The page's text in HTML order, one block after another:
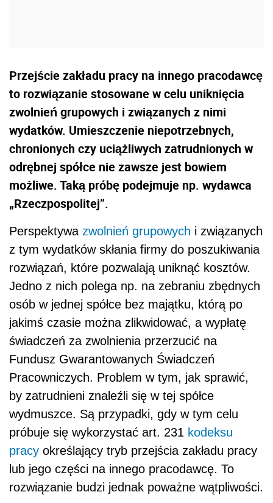
Przejście zakładu pracy na innego pracodawcę
to rozwiązanie stosowane w celu uniknięcia
zwolnień grupowych i związanych z nimi
wydatków. Umieszczenie niepotrzebnych,
chronionych czy uciążliwych zatrudnionych w
odrębnej spółce nie zawsze jest bowiem
możliwe. Taką próbę podejmuje np. wydawca
„Rzeczpospolitej”.
Perspektywa zwolnień grupowych i związanych
z tym wydatków skłania firmy do poszukiwania
rozwiązań, które pozwalają uniknąć kosztów.
Jedno z nich polega np. na zebraniu zbędnych
osób w jednej spółce bez majątku, którą po
jakimś czasie można zlikwidować, a wypłatę
świadczeń za zwolnienia przerzucić na
Fundusz Gwarantowanych Świadczeń
Pracowniczych. Problem w tym, jak sprawić,
by zatrudnieni znaleźli się w tej spółce
wydmuszce. Są przypadki, gdy w tym celu
próbuje się wykorzystać art. 231 kodeksu
pracy określający tryb przejścia zakładu pracy
lub jego części na innego pracodawcę. To
rozwiązanie budzi jednak poważne wątpliwości.